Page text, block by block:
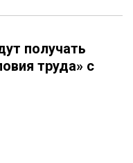
получать
труда» с